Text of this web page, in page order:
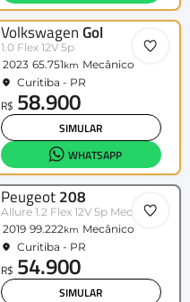
VolkswagenGol
1.0 Flex 12V 5p
2023 65.751km Mecânico
Curitiba - PR
R$ 58.900
SIMULAR
WHATSAPP
Peugeot 208
Allure 1.2 Flex 12V 5p Mec.
2019 99.222km Mecânico
Curitiba - PR
R$ 54.900
SIMULAR